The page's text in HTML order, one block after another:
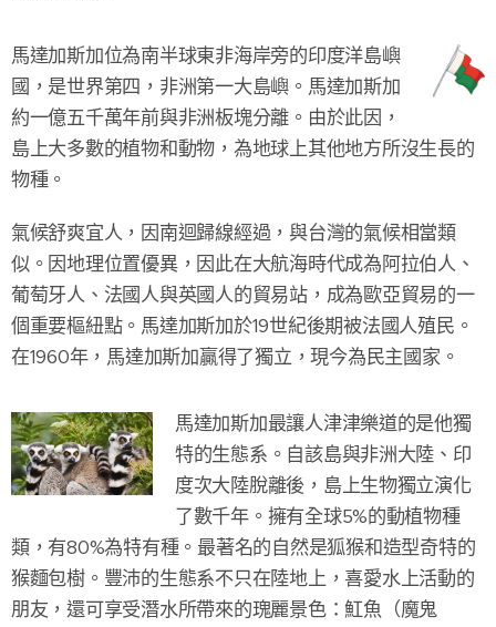
馬達加斯加位為南半球東非海岸旁的印度洋島嶼
國，是世界第四，非洲第一大島嶼。馬達加斯加
約一億五千萬年前與非洲板塊分離。由於此因，
島上大多數的植物和動物，為地球上其他地方所沒生長的
物種。
氣候舒爽宜人，因南迴歸線經過，與台灣的氣候相當類
似。因地理位置優異，因此在大航海時代成為阿拉伯人、
葡萄牙人、法國人與英國人的貿易站，成為歐亞貿易的一
個重要樞紐點。馬達加斯加於19世紀後期被法國人殖民。
在1960年，馬達加斯加贏得了獨立，現今為民主國家。
馬達加斯加最讓人津津樂道的是他獨
特的生態系。自該島與非洲大陸、印
度次大陸脫離後，島上生物獨立演化
了數千年。擁有全球5%的動植物種
類，有80%為特有種。最著名的自然是狐猴和造型奇特的
猴麵包樹。豐沛的生態系不只在陸地上，喜愛水上活動的
朋友，還可享受潛水所帶來的瑰麗景色：魟魚（魔鬼